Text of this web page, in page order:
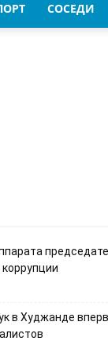
СОСЕДИ
в Худжанде